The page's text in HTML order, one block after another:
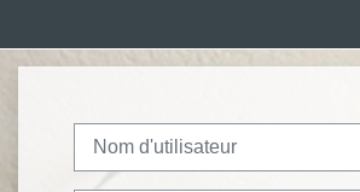
Nom d'utilisateur